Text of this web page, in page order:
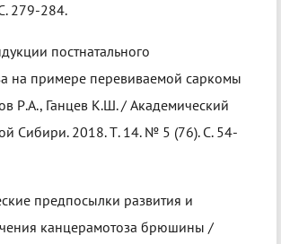
279-284.
постнатального
на примере перевиваемой саркомы
Р.А., Ганцев К.Ш. / Академический
Сибири. 2018. Т. 14. № 5 (76). С. 54-
предпосылки развития и
канцерамотоза брюшины /